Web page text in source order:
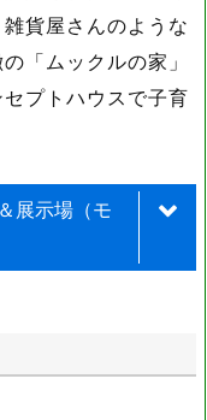
貨屋さんのような
「ムックルの家」
プトハウスで子育
展示場（モ
1